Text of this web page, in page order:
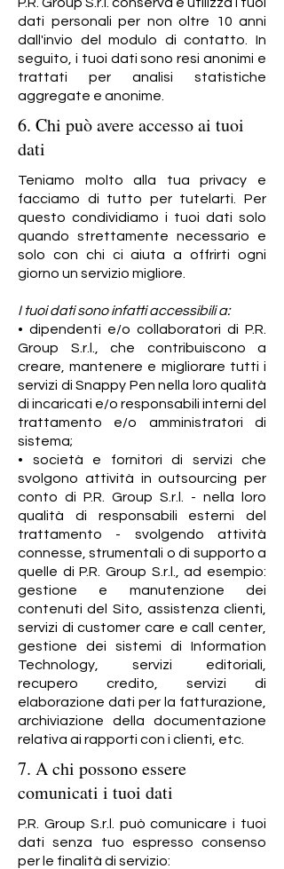
dati personali per non oltre 10 anni
dall'invio del modulo di contatto. In
seguito, i tuoi dati sono resi anonimi e
trattati per analisi statistiche
aggregate e anonime.
Teniamo molto alla tua privacy e
facciamo di tutto per tutelarti. Per
questo condividiamo i tuoi dati solo
quando strettamente necessario e
solo con chi ci aiuta a offrirti ogni
giorno un servizio migliore.
I tuoi dati sono infatti accessibili a:
• dipendenti e/o collaboratori di P.R.
Group S.r.l., che contribuiscono a
creare, mantenere e migliorare tutti i
servizi di Snappy Pen nella loro qualità
di incaricati e/o responsabili interni del
trattamento e/o amministratori di
sistema;
• società e fornitori di servizi che
svolgono attività in outsourcing per
conto di P.R. Group S.r.l. - nella loro
qualità di responsabili esterni del
trattamento - svolgendo attività
connesse, strumentali o di supporto a
quelle di P.R. Group S.r.l., ad esempio:
gestione e manutenzione dei
contenuti del Sito, assistenza clienti,
servizi di customer care e call center,
gestione dei sistemi di Information
Technology, servizi editoriali,
recupero credito, servizi di
elaborazione dati per la fatturazione,
archiviazione della documentazione
relativa ai rapporti con i clienti, etc.
6. Chi può avere accesso ai tuoi
dati
7. A chi possono essere
comunicati i tuoi dati
P.R. Group S.r.l. può comunicare i tuoi
dati senza tuo espresso consenso
per le finalità di servizio: